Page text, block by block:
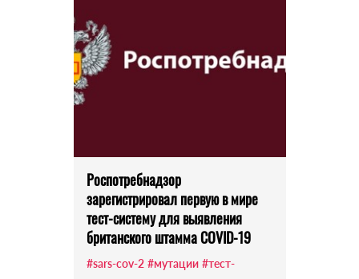
Роспотребнадзор
зарегистрировал первую в мире
тест-систему для выявления
британского штамма COVID-19
#sars-cov-2 #мутации #тест-